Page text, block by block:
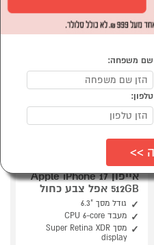
אייפון Apple iPhone 17
512GB אפל צבע כחול
גודל מסך "6.3
מעבד CPU 6-core
מסך Super Retina XDR
display
שם משפחה:
טלפון: